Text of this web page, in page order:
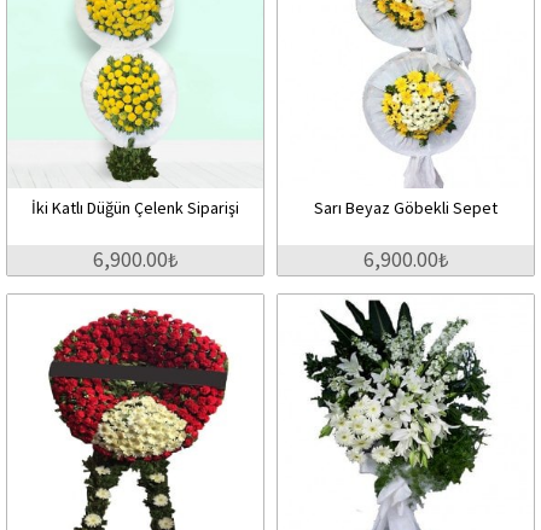
İki Katlı Düğün Çelenk Siparişi
6,900.00₺
Sarı Beyaz Göbekli Sepet
6,900.00₺